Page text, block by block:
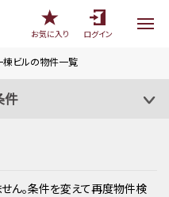
お気に入り
ログイン
棟ビルの物件一覧
件
ん。条件を変えて再度物件検